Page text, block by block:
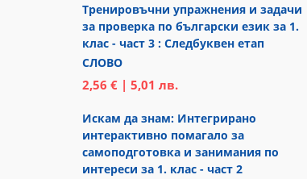
Тренировъчни упражнения и задачи
за проверка по български език за 1.
клас - част 3 : Следбуквен етап
СЛОВО
2,56 € | 5,01 лв.
Искам да знам: Интегрирано
интерактивно помагало за
самоподготовка и занимания по
интереси за 1. клас - част 2